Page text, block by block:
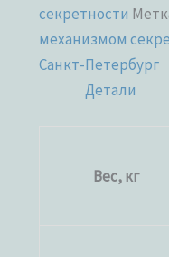
секретности
механизмом
Санкт-Петербург
Детали
Вес, кг